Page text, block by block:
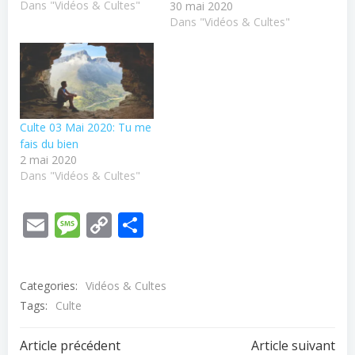
Dans "Vidéos & Cultes"
30 mai 2020
Dans "Vidéos & Cultes"
Culte 03 Mai 2020: Tu me
fais du bien
2 mai 2020
Dans "Vidéos & Cultes"
EmailMessage
Copy
Link
Categories: Vidéos & Cultes
Tags:
Culte
Article précédent Article suivant